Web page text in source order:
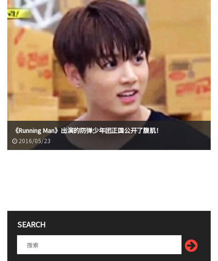
《Running Man》出演的防弹少年团正国公开了腹肌！
2016/05/23
SEARCH